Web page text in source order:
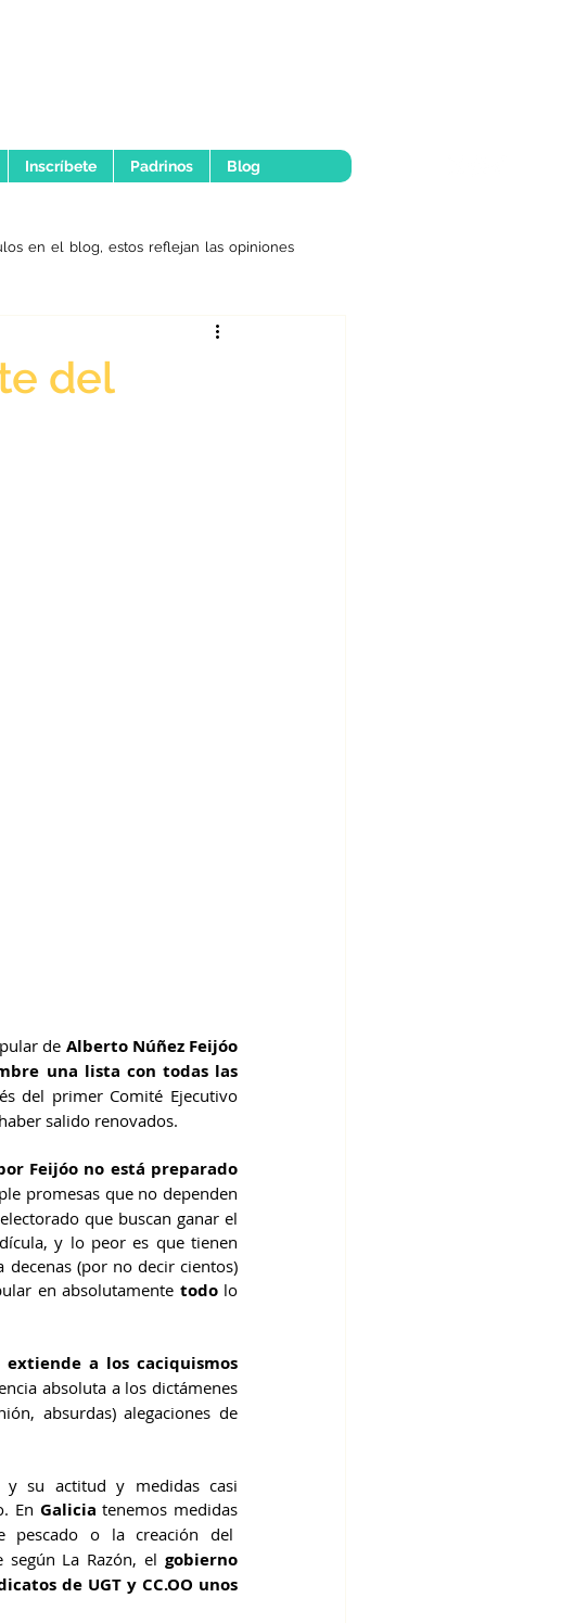
Inscríbete Padrinos Blog
en el blog, estos reflejan las opiniones
del
de Alberto Núñez Feijóo
una lista con todas las
del primer Comité Ejecutivo
salido renovados.
Feijóo no está preparado
promesas que no dependen
que buscan ganar el
y lo peor es que tienen
(por no decir cientos)
en absolutamente todo lo
extiende a los caciquismos
absoluta a los dictámenes
su actitud y medidas casi
En Galicia tenemos medidas
según La Razón, el gobierno
de UGT y CC.OO unos